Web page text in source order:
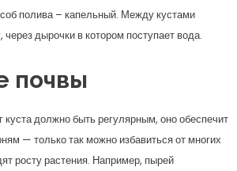
полива – капельный. Между кустами
дырочки в котором поступает вода.
почвы
куста должно быть регулярным, оно обеспечит
— только так можно избавиться от многих
росту растения. Например, пырей